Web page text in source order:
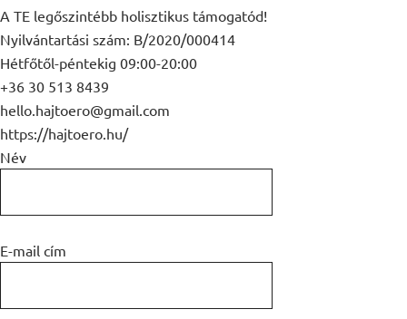
A TE legőszintébb holisztikus támogatód!
Nyilvántartási szám: B/2020/000414
Hétfőtől-péntekig 09:00-20:00
+36 30 513 8439
hello.hajtoero@gmail.com
https://hajtoero.hu/
Név
E-mail cím